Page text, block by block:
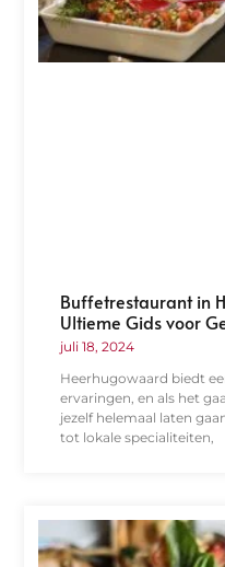
Buffetrestaurant in
Ultieme Gids voor
juli 18, 2024
Heerhugowaard biedt
ervaringen, en als het
jezelf helemaal laten
tot lokale specialiteiten,